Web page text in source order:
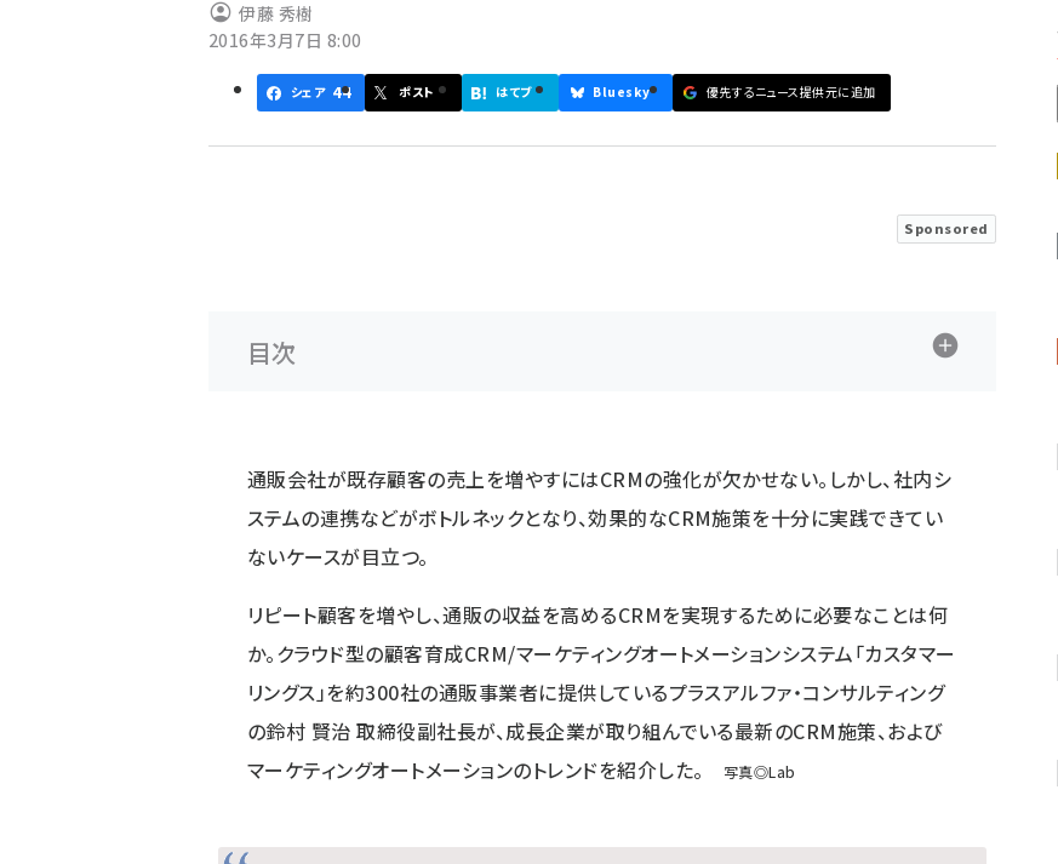
伊藤 秀樹
2016年3月7日 8:00
シェア 44 ポスト はてブ Bluesky 優先するニュース提供元に追加
Sponsored
目次
通販会社が既存顧客の売上を増やすにはCRMの強化が欠かせない。しかし、社内シ
ステムの連携などがボトルネックとなり、効果的なCRM施策を十分に実践できてい
ないケースが目立つ。
リピート顧客を増やし、通販の収益を高めるCRMを実現するために必要なことは何
か。クラウド型の顧客育成CRM/マーケティングオートメーションシステム「カスタマー
リングス」を約300社の通販事業者に提供しているプラスアルファ・コンサルティング
の鈴村 賢治 取締役副社長が、成長企業が取り組んでいる最新のCRM施策、および
マーケティングオートメーションのトレンドを紹介した。
写真◎Lab